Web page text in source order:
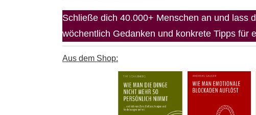
Schließe dich 40.000+ Menschen an und lass
wöchentlich Gedanken und konkrete Tipps für
Aus dem Shop: